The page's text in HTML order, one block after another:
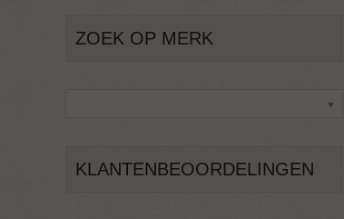
ZOEK OP MERK
KLANTENBEOORDELINGEN